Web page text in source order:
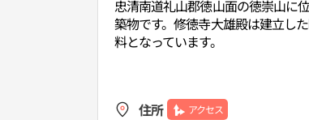
忠清南道礼山郡徳山面の徳崇山に
築物です。修徳寺大雄殿は建立し
料となっています。
住所 アクセス